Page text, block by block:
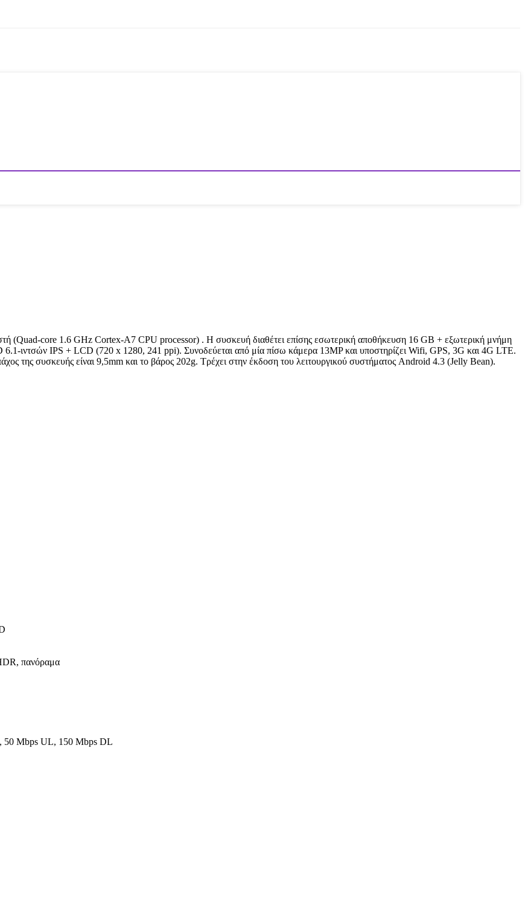
(Quad-core 1.6 GHz Cortex-A7 CPU processor) . Η συσκευή διαθέτει επίσης εσωτερική αποθήκευση 16 GB + εξωτερική μνήμη
ιντσών IPS + LCD (720 x 1280, 241 ppi). Συνοδεύεται από μία πίσω κάμερα 13MP και υποστηρίζει Wifi, GPS, 3G και 4G LTE.
της συσκευής είναι 9,5mm και το βάρος 202g. Τρέχει στην έκδοση του λειτουργικού συστήματος Android 4.3 (Jelly Bean).
πανόραμα
50 Mbps UL, 150 Mbps DL